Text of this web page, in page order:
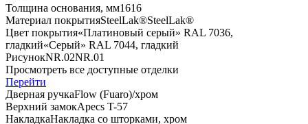
Толщина основания, мм1616
Материал покрытияSteelLak®SteelLak®
Цвет покрытия«Платиновый серый» RAL 7036,
гладкий«Серый» RAL 7044, гладкий
РисунокNR.02NR.01
Просмотреть все доступные отделки
Перейти
Дверная ручкаFlоw (Fuaro)/хром
Верхний замокApecs T-57
НакладкаНакладка со шторками, хром